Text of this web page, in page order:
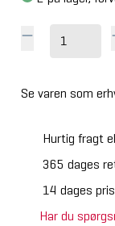
Se varen som
Hurtig fragt
365 dages
14 dages
Har du